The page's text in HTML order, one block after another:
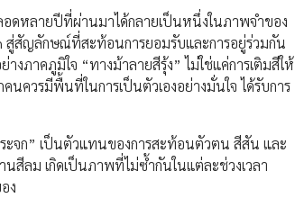
อดหลายปีที่ผ่านมาได้กลายเป็นหนึ่งในภาพจำของ
สู่สัญลักษณ์ที่สะท้อนการยอมรับและการอยู่ร่วมกัน
ภาคภูมิใจ “ทางม้าลายสีรุ้ง” ไม่ใช่แค่การเติมสีให้
ควรมีพื้นที่ในการเป็นตัวเองอย่างมั่นใจ ได้รับการ
ะจก” เป็นตัวแทนของการสะท้อนตัวตน สีสัน และ
สีลม เกิดเป็นภาพที่ไม่ซ้ำกันในแต่ละช่วงเวลา
ง